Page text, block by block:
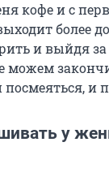
кофе и с
более
и выйдя за
можем
и
у